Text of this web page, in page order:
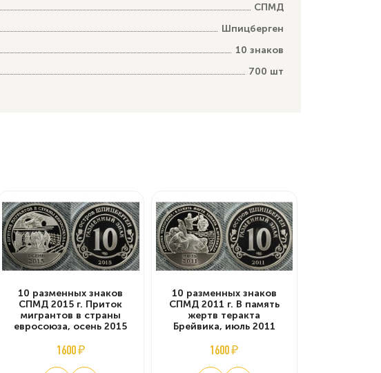
СПМД
Шпицберген
10 знаков
700 шт
10 разменных знаков
СПМД 2015 г. Приток
мигрантов в страны
евросоюза, осень 2015
1600 ₽
10 разменных знаков
СПМД 2011 г. В память
жертв теракта
Брейвика, июль 2011
1600 ₽